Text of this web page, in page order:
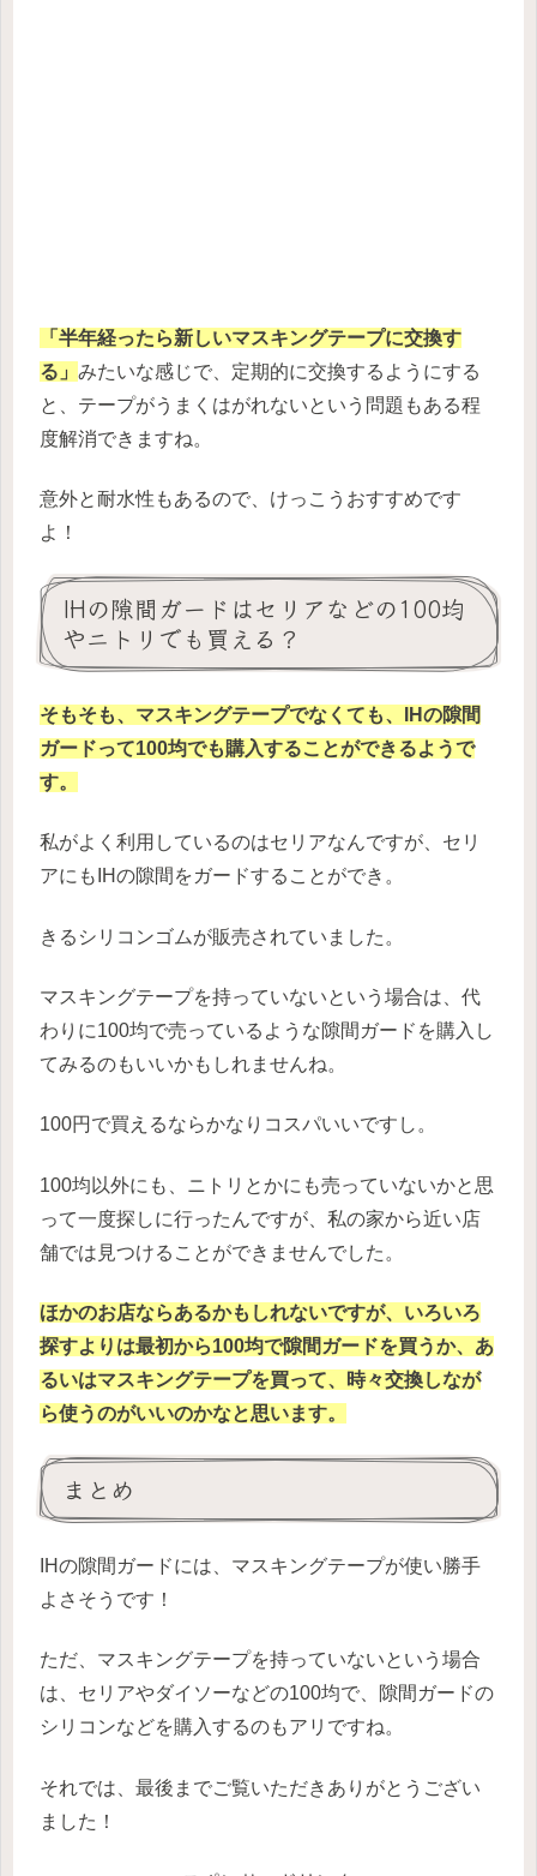
「半年経ったら新しいマスキングテープに交換す
る」 みたいな感じで、定期的に交換するようにする
と、テープがうまくはがれないという問題もある程
度解消できますね。
意外と耐水性もあるので、けっこうおすすめです
よ！
IHの隙間ガードはセリアなどの100均
やニトリでも買える？
そもそも、マスキングテープでなくても、IHの隙間
ガードって100均でも購入することができるようで
す。
私がよく利用しているのはセリアなんですが、セリ
アにもIHの隙間をガードすることができ。
きるシリコンゴムが販売されていました。
マスキングテープを持っていないという場合は、代
わりに100均で売っているような隙間ガードを購入し
てみるのもいいかもしれませんね。
100円で買えるならかなりコスパいいですし。
100均以外にも、ニトリとかにも売っていないかと思
って一度探しに行ったんですが、私の家から近い店
舗では見つけることができませんでした。
ほかのお店ならあるかもしれないですが、いろいろ
探すよりは最初から100均で隙間ガードを買うか、あ
るいはマスキングテープを買って、時々交換しなが
ら使うのがいいのかなと思います。
まとめ
IHの隙間ガードには、マスキングテープが使い勝手
よさそうです！
ただ、マスキングテープを持っていないという場合
は、セリアやダイソーなどの100均で、隙間ガードの
シリコンなどを購入するのもアリですね。
それでは、最後までご覧いただきありがとうござい
ました！